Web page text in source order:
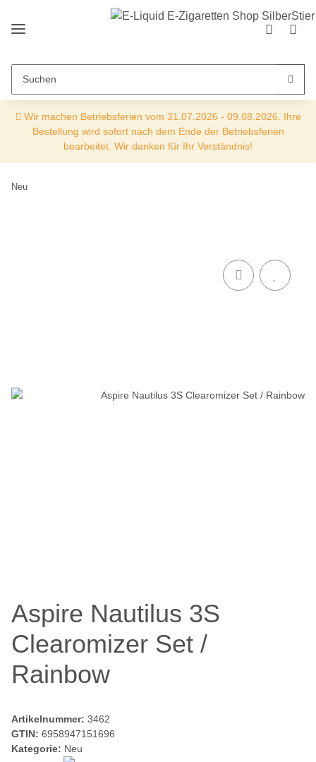
Wir machen Betriebsferien vom 31.07.2026 - 09.08.2026. Ihre
Bestellung wird sofort nach dem Ende der Betriebsferien
bearbeitet. Wir danken für Ihr Verständnis!
Neu
Aspire Nautilus 3S
Clearomizer Set /
Rainbow
Artikelnummer: 3462
GTIN: 6958947151696
Kategorie: Neu